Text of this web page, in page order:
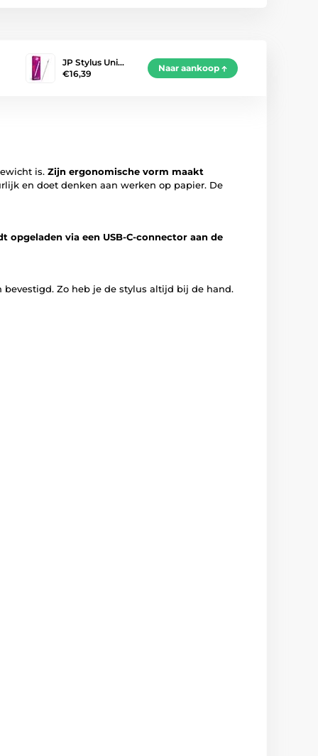
JP Stylus Uni…
€16,39
Naar aankoop
is. Zijn ergonomische vorm maakt
en doet denken aan werken op papier. De
opgeladen via een USB-C-connector aan de
Zo heb je de stylus altijd bij de hand.